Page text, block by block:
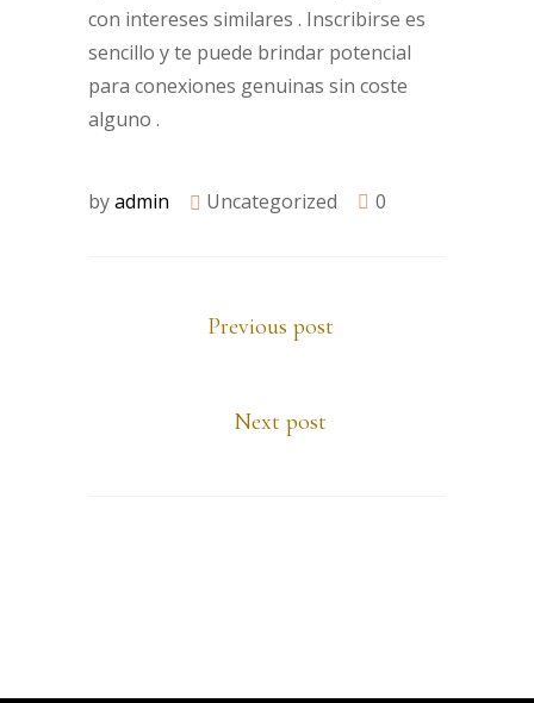
con intereses similares . Inscribirse es
sencillo y te puede brindar potencial
para conexiones genuinas sin coste
alguno .
byadmin Uncategorized 0
Previous post
Next post